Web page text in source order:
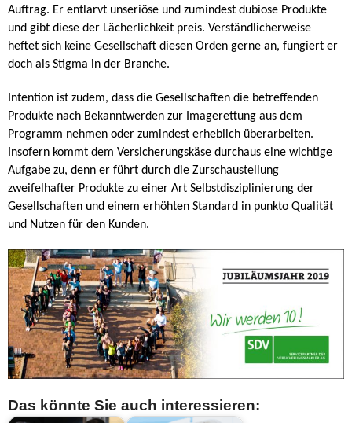
Auftrag. Er entlarvt unseriöse und zumindest dubiose Produkte
und gibt diese der Lächerlichkeit preis. Verständlicherweise
heftet sich keine Gesellschaft diesen Orden gerne an, fungiert er
doch als Stigma in der Branche.
Intention ist zudem, dass die Gesellschaften die betreffenden
Produkte nach Bekanntwerden zur Imagerettung aus dem
Programm nehmen oder zumindest erheblich überarbeiten.
Insofern kommt dem Versicherungskäse durchaus eine wichtige
Aufgabe zu, denn er führt durch die Zurschaustellung
zweifelhafter Produkte zu einer Art Selbstdisziplinierung der
Gesellschaften und einem erhöhten Standard in punkto Qualität
und Nutzen für den Kunden.
Das könnte Sie auch interessieren: